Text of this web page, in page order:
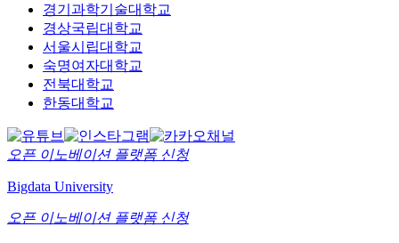
경기과학기술대학교
경상국립대학교
서울시립대학교
숙명여자대학교
전북대학교
한동대학교
오픈 이노베이션 플랫폼 신청
Bigdata University
오픈 이노베이션 플랫폼 신청